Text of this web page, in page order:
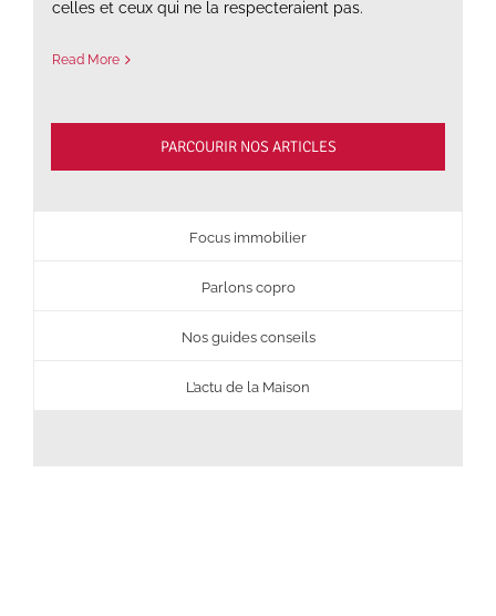
celles et ceux qui ne la respecteraient pas.
Read More
PARCOURIR NOS ARTICLES
Focus immobilier
Parlons copro
Nos guides conseils
L’actu de la Maison